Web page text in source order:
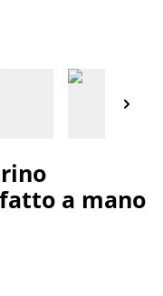
a mano